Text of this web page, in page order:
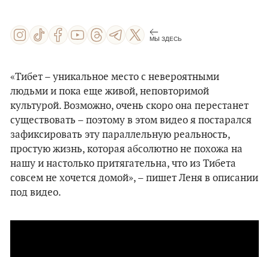
МЫ ЗДЕСЬ
«Тибет – уникальное место с невероятными
людьми и пока еще живой, неповторимой
культурой. Возможно, очень скоро она перестанет
существовать – поэтому в этом видео я постарался
зафиксировать эту параллельную реальность,
простую жизнь, которая абсолютно не похожа на
нашу и настолько притягательна, что из Тибета
совсем не хочется домой», – пишет Леня в описании
под видео.